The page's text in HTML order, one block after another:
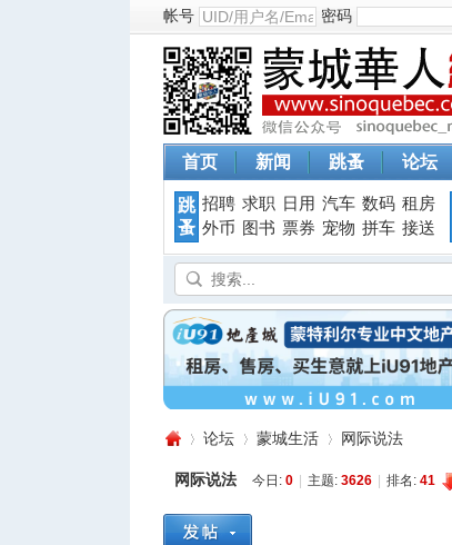
帐号 密码
首页 新闻 跳蚤 论坛
跳
蚤
招聘 求职 日用 汽车 数码 租房
外币
图书 票券 宠物 拼车 接送
»
论坛
›
蒙城生活 网际说法
网际说法 今日: 0 主题: 3626 排名: 41